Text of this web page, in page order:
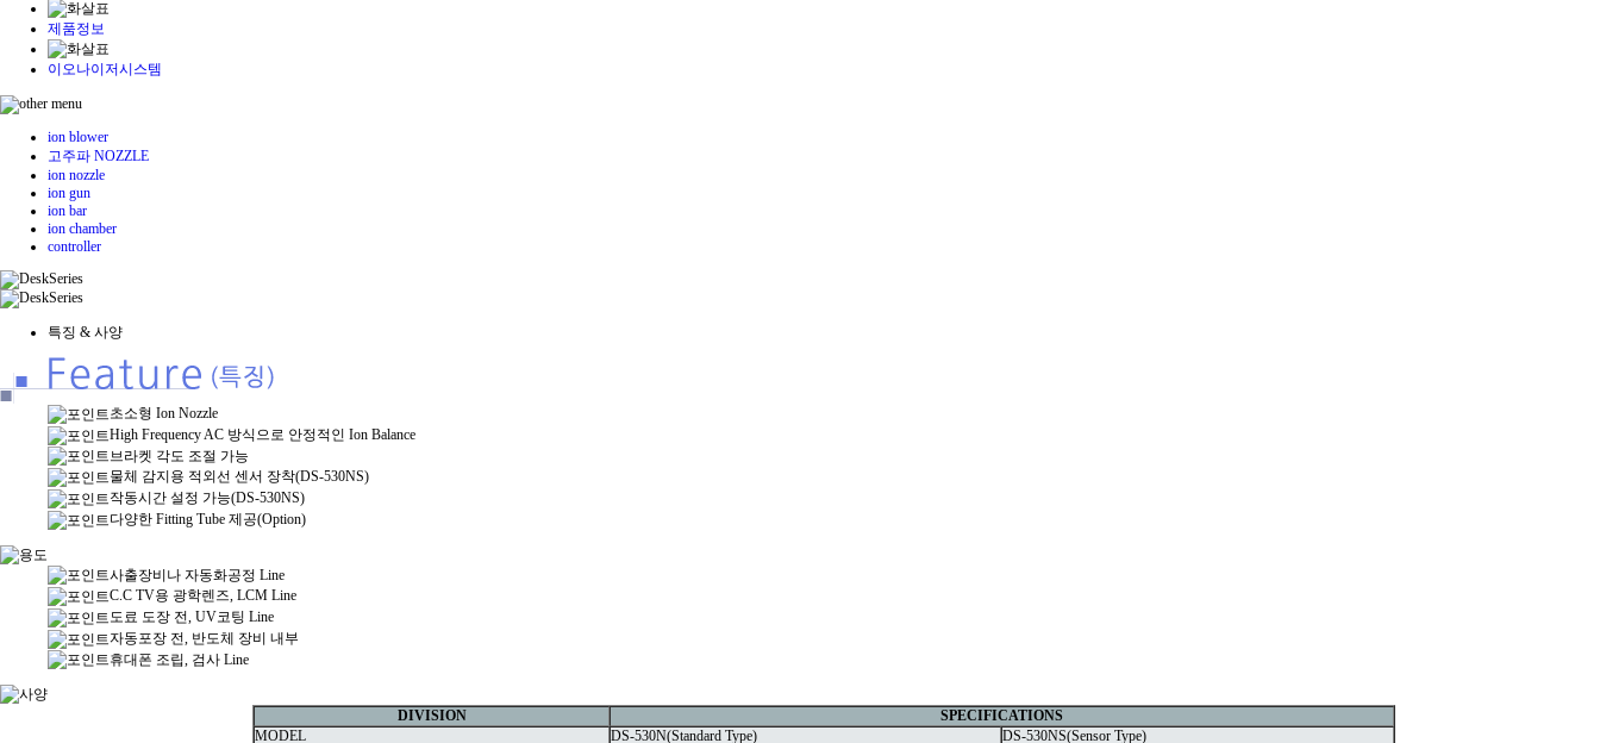
제품정보
이오나이저시스템
ion blower
고주파 NOZZLE
ion nozzle
ion gun
ion bar
ion chamber
controller
특징 & 사양
초소형 Ion Nozzle
High Frequency AC 방식으로 안정적인 Ion Balance
브라켓 각도 조절 가능
물체 감지용 적외선 센서 장착(DS-530NS)
작동시간 설정 가능(DS-530NS)
다양한 Fitting Tube 제공(Option)
사출장비나 자동화공정 Line
C.C TV용 광학렌즈, LCM Line
도료 도장 전, UV코팅 Line
자동포장 전, 반도체 장비 내부
휴대폰 조립, 검사 Line
DIVISION
SPECIFICATIONS
MODEL
DS-530N(Standard Type) DS-530NS(Sensor Type)